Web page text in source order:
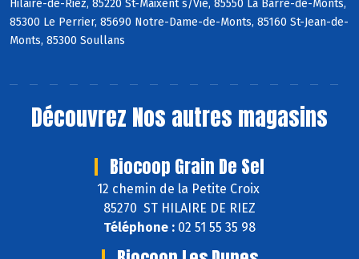
Hilaire-de-Riez, 85220 St-Maixent s/Vie, 85550 La Barre-de-Monts,
85300 Le Perrier, 85690 Notre-Dame-de-Monts, 85160 St-Jean-de-
Monts, 85300 Soullans
Découvrez Nos autres magasins
Biocoop Grain De Sel
12 chemin de la Petite Croix
85270 ST HILAIRE DE RIEZ
Téléphone : 02 51 55 35 98